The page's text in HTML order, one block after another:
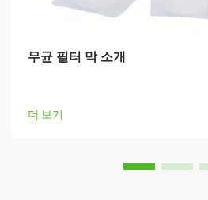
무균 필터 막 소개
더 보기